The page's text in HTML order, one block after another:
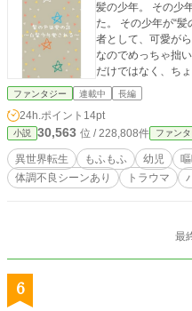
髪の少年。 その少年とは神様に転生させられた日本人だっ
た。 その少年が“髪の色＝愛の証”とされる世界で愛を知らぬ
者として、可愛がられ愛される
なのでめっちゃ拙
だけではなく、ち
ファンタジー 連載中 長編
24h.ポイント 14pt
小説 30,563 位 / 228,808件 ファン
異世界転生 もふもふ 幼児
体調不良シーンあり
トラウマ
最
6